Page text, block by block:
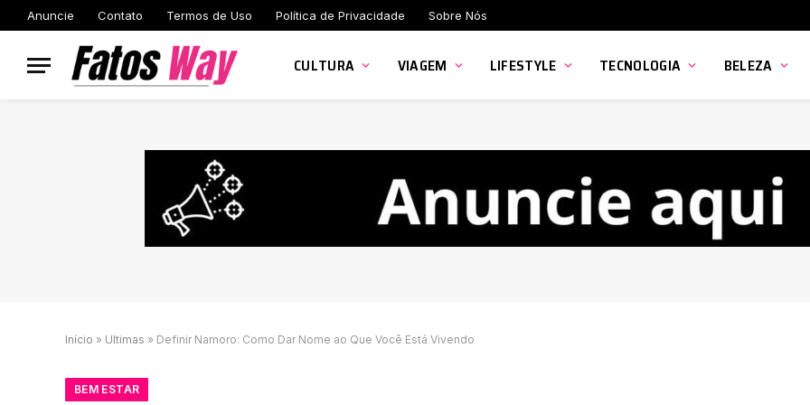
Anuncie Contato Termos de Uso Política de Privacidade Sobre Nós
CULTURA VIAGEM LIFESTYLE TECNOLOGIA BELEZA
Início » Ultimas » Definir Namoro: Como Dar Nome ao Que Você Está Vivendo
BEM ESTAR